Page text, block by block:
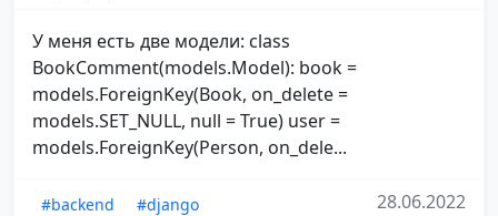
У меня есть две модели: class
BookComment(models.Model): book =
models.ForeignKey(Book, on_delete =
models.SET_NULL, null = True) user =
models.ForeignKey(Person, on_dele...
#backend
#django
28.06.2022